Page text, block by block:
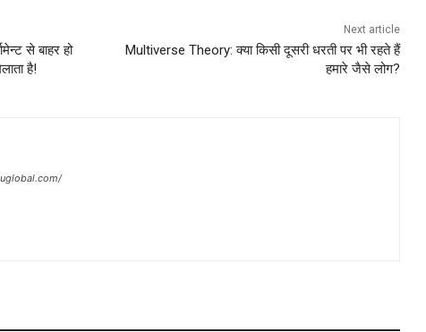
से बाहर हो
है!
Next article
Multiverse Theory: क्या किसी दूसरी धरती पर भी रहते हैं
हमारे जैसे लोग?